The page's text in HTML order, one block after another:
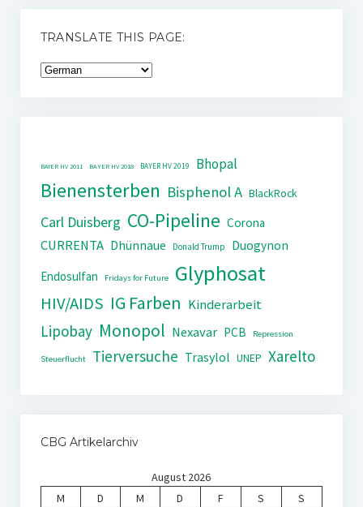
TRANSLATE THIS PAGE:
BAYER HV 2011 BAYER HV 2018 BAYER HV 2019 Bhopal
Bienensterben Bisphenol A BlackRock
Carl Duisberg CO-Pipeline Corona
CURRENTA Dhünnaue Donald Trump
Duogynon
Endosulfan
Fridays for Future Glyphosat
HIV/AIDS IG Farben Kinderarbeit
Lipobay Monopol Nexavar PCB Repression
Steuerflucht Tierversuche Trasylol UNEP Xarelto
CBG Artikelarchiv
August 2026
M
D M D F S
S